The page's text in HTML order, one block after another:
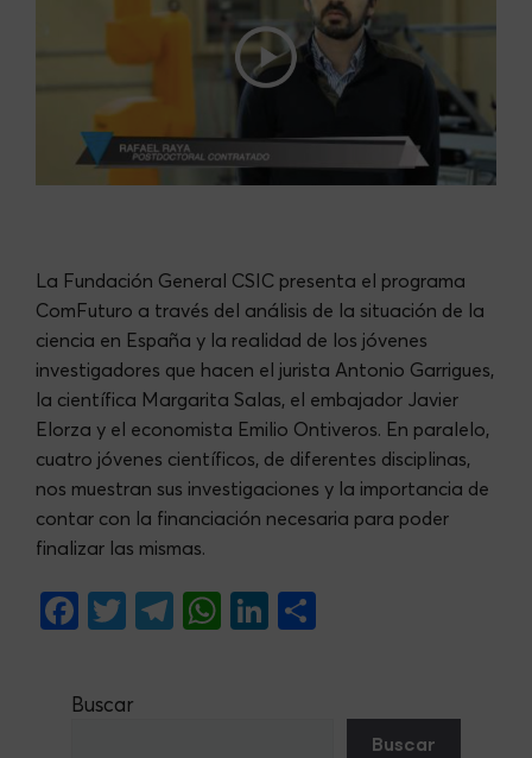
La Fundación General CSIC presenta el programa
ComFuturo a través del análisis de la situación de la
ciencia en España y la realidad de los jóvenes
investigadores que hacen el jurista Antonio Garrigues,
la científica Margarita Salas, el embajador Javier
Elorza y el economista Emilio Ontiveros. En paralelo,
cuatro jóvenes científicos, de diferentes disciplinas,
nos muestran sus investigaciones y la importancia de
contar con la financiación necesaria para poder
finalizar las mismas.
F
c
e
T
er
Te W Li
Buscar
Buscar